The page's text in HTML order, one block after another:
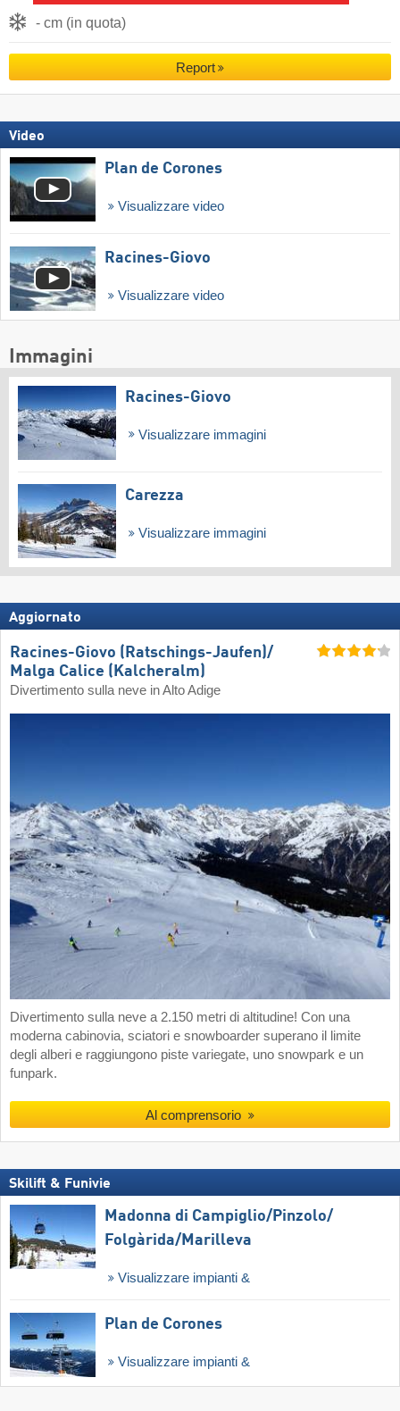
- cm (in quota)
Report
Video
Plan de Corones
Visualizzare video
Racines-Giovo
Visualizzare video
Immagini
Racines-Giovo
Visualizzare immagini
Carezza
Visualizzare immagini
Aggiornato
Racines-Giovo (Ratschings-Jaufen)/​
Malga Calice (Kalcheralm)
Divertimento sulla neve in Alto Adige
Divertimento sulla neve a 2.150 metri di altitudine! Con una
moderna cabinovia, sciatori e snowboarder superano il limite
degli alberi e raggiungono piste variegate, uno snowpark e un
funpark.
Al comprensorio
Skilift & Funivie
Madonna di Campiglio/​Pinzolo/​
Folgàrida/​Marilleva
Visualizzare impianti &
Plan de Corones
Visualizzare impianti &